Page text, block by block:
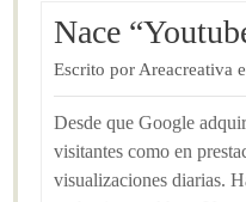
Nace
Escrito por Areacreativa
Desde que Google
visitantes como en
visualizaciones diarias.